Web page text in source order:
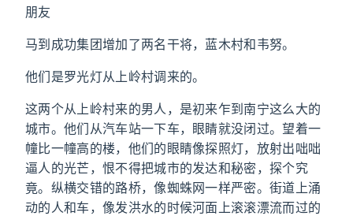
朋友
马到成功集团增加了两名干将，蓝木村和韦努。
他们是罗光灯从上岭村调来的。
这两个从上岭村来的男人，是初来乍到南宁这么大的
城市。他们从汽车站一下车，眼睛就没闭过。望着一
幢比一幢高的楼，他们的眼睛像探照灯，放射出咄咄
逼人的光芒，恨不得把城市的发达和秘密，探个究
竟。纵横交错的路桥，像蜘蛛网一样严密。街道上涌
动的人和车，像发洪水的时候河面上滚滚漂流而过的